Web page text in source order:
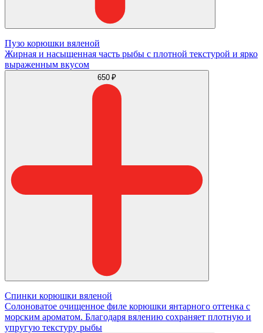
Пузо корюшки вяленой
Жирная и насыщенная часть рыбы с плотной текстурой и ярко
выраженным вкусом
650 ₽
Спинки корюшки вяленой
Солоноватое очищенное филе корюшки янтарного оттенка с
морским ароматом. Благодаря вялению сохраняет плотную и
упругую текстуру рыбы